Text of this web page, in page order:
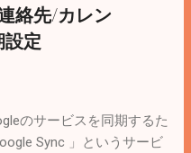
ポートすると、下のよう
感じ」にインポートでき
るときは新しいグループ
ンポートした連絡先に次
でもGoogle Co...
for Windows by
っているようなので（
最新版がないか検索して
Software
notebooks only!
他のデバイスだと有効期
絡先/カレン
定
のサービスを同期するた
Sync 」というサービ